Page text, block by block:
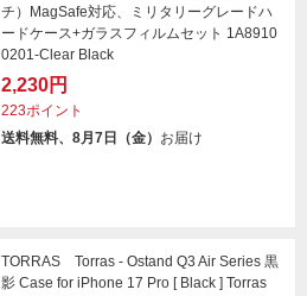
チ）MagSafe対応、ミリタリーグレードハ
ードケース+ガラスフィルムセット 1A8910
0201-Clear Black
2,230円
223ポイント
送料無料、8月7日（金） お届け
TORRAS Torras - Ostand Q3 Air Series 黒
影 Case for iPhone 17 Pro [ Black ] Torras